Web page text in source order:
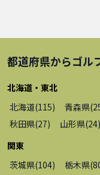
都道府県からゴル
北海道・東北
北海道(115) 青森県(
秋田県(27) 山形県(24)
関東
茨城県(104) 栃木県(